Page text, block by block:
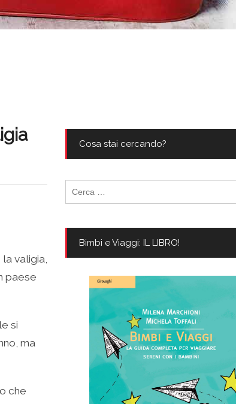
valigia,
paese
si
ma
che
Cosa stai cercando?
per:
Bimbi e Viaggi: IL LIBRO!